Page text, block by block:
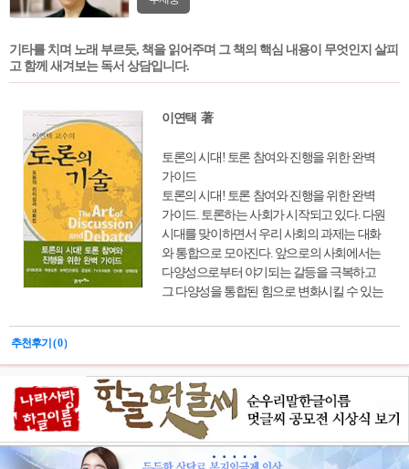
기타를 치며 노래 부르듯, 책을 읽어주며 그 책의 핵심 내용이 무엇인지 살피
고 함께 새겨보는 독서 상담입니다.
이연택 著
토론의 시대! 토론 참여와 진행을 위한 완벽
가이드
토론의 시대! 토론 참여와 진행을 위한 완벽
가이드. 토론하는 사회가 시작되고 있다. 다원
시대를 맞이하면서 우리 사회의 과제는 대화
와 통합으로 모아진다. 앞으로의 사회에서는
다양성으로부터 야기되는 갈등을 극복하고
그 다양성을 통합된 힘으로 변화시킬 수 있는
그 대안이 되고 있다. 토론자, 사회자 , 주최자
추천후기 ( 0 )